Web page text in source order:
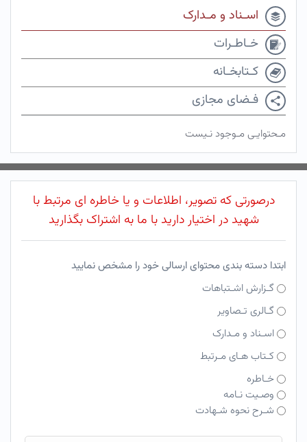
اسـناد و مـدارک
خـاطـرات
کـتابخـانه
فـضای مجازی
مـحتوایـی مـوجود نـیست
درصورتی که تصویر، اطلاعات و یا خاطره ای مرتبط با
شهید در اختیار دارید با ما به اشتراک بگذارید
ابتدا دسته بندی محتوای ارسالی خود را مشخص نمایید
گـزارش اشـتباهات
گـالری تـصاویر
اسـناد و مـدارک
کـتاب هـای مـرتبط
خـاطره
وصـیت نـامه
شـرح نحوه شـهادت